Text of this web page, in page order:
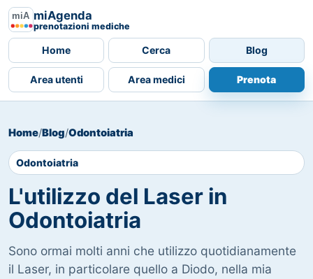
miAgenda
prenotazioni mediche
Home Cerca Blog
Area utenti Area medici Prenota
Home/Blog/Odontoiatria
Odontoiatria
L'utilizzo del Laser in
Odontoiatria
Sono ormai molti anni che utilizzo quotidianamente
il Laser, in particolare quello a Diodo, nella mia